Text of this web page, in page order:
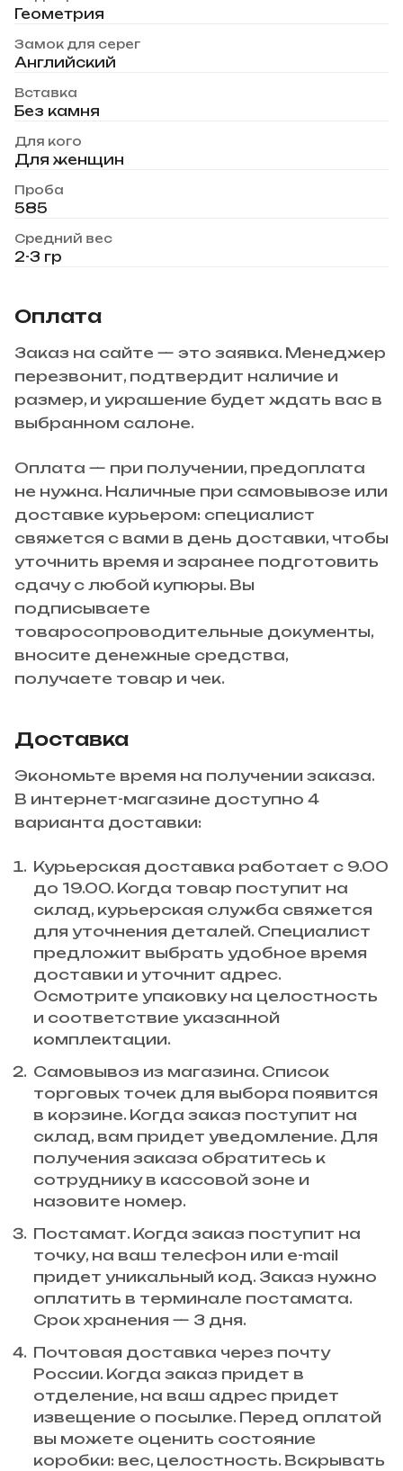
Геометрия
Замок для серег
Английский
Вставка
Без камня
Для кого
Для женщин
Проба
585
Средний вес
2-3 гр
Оплата
Заказ на сайте — это заявка. Менеджер
перезвонит, подтвердит наличие и
размер, и украшение будет ждать вас в
выбранном салоне.
Оплата — при получении, предоплата
не нужна. Наличные при самовывозе или
доставке курьером: специалист
свяжется с вами в день доставки, чтобы
уточнить время и заранее подготовить
сдачу с любой купюры. Вы
подписываете
товаросопроводительные документы,
вносите денежные средства,
получаете товар и чек.
Доставка
Экономьте время на получении заказа.
В интернет-магазине доступно 4
варианта доставки:
Курьерская доставка работает с 9.00
до 19.00. Когда товар поступит на
склад, курьерская служба свяжется
для уточнения деталей. Специалист
предложит выбрать удобное время
доставки и уточнит адрес.
Осмотрите упаковку на целостность
и соответствие указанной
комплектации.
Самовывоз из магазина. Список
торговых точек для выбора появится
в корзине. Когда заказ поступит на
склад, вам придет уведомление. Для
получения заказа обратитесь к
сотруднику в кассовой зоне и
назовите номер.
Постамат. Когда заказ поступит на
точку, на ваш телефон или e-mail
придет уникальный код. Заказ нужно
оплатить в терминале постамата.
Срок хранения — 3 дня.
Почтовая доставка через почту
России. Когда заказ придет в
отделение, на ваш адрес придет
извещение о посылке. Перед оплатой
вы можете оценить состояние
коробки: вес, целостность. Вскрывать